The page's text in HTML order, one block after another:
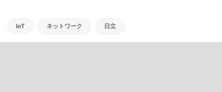
IoT ネットワーク 日立